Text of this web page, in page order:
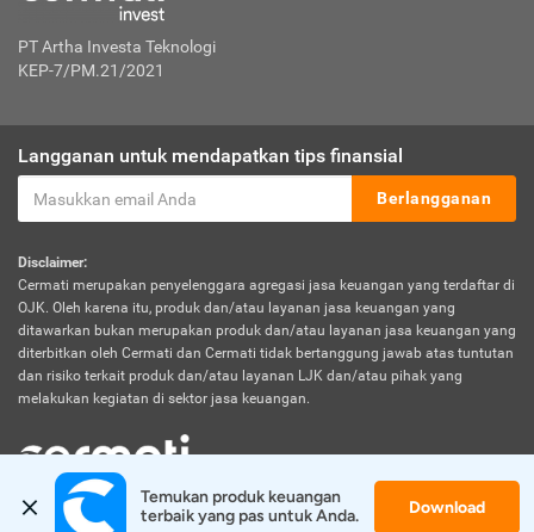
PT Artha Investa Teknologi
KEP-7/PM.21/2021
Langganan untuk mendapatkan tips finansial
Berlangganan
Disclaimer:
Cermati merupakan penyelenggara agregasi jasa keuangan yang terdaftar di
OJK. Oleh karena itu, produk dan/atau layanan jasa keuangan yang
ditawarkan bukan merupakan produk dan/atau layanan jasa keuangan yang
diterbitkan oleh Cermati dan Cermati tidak bertanggung jawab atas tuntutan
dan risiko terkait produk dan/atau layanan LJK dan/atau pihak yang
melakukan kegiatan di sektor jasa keuangan.
© 2026 Cermati. All Rights Reserved.
Temukan produk keuangan
terbaik yang pas untuk Anda.
Download